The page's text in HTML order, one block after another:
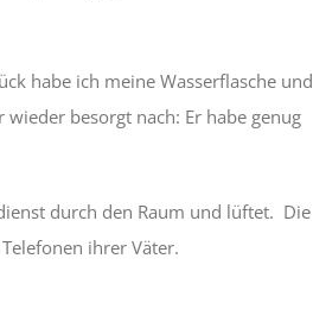
habe ich meine Wasserflasche und
besorgt nach: Er habe genug
durch den Raum und lüftet. Die
ihrer Väter.